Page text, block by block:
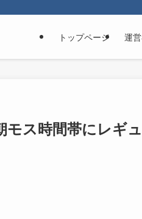
トップページ 運
ス時間帯にレギ